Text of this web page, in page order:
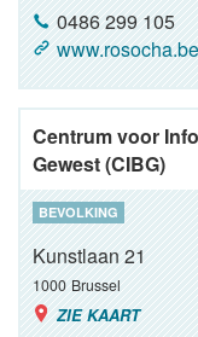
0486 299 105
www.rosocha.be
Centrum voor
Gewest (CIBG)
BEVOLKING
Kunstlaan 21
1000 Brussel
ZIE KAART